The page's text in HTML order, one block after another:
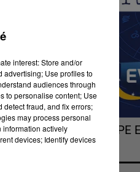
y
L'HOROSCOPE
interest: Store and/or
advertising; Use profiles to
audiences through
to personalise content; Use
detect fraud, and fix errors;
may process personal
information actively
devices; Identify devices